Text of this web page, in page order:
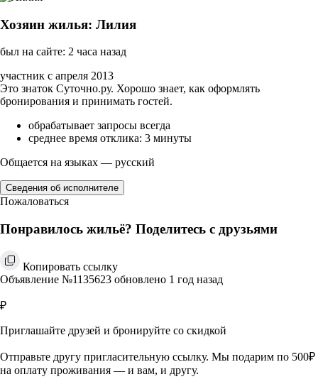
Хозяин жилья: Лилия
был на сайте: 2 часа назад
участник с апреля 2013
Это знаток Суточно.ру. Хорошо знает, как оформлять
бронирования и принимать гостей.
обрабатывает запросы всегда
среднее время отклика: 3 минуты
Общается на языках — русский
Сведения об исполнителе
Пожаловаться
Понравилось жильё? Поделитесь с друзьями
Копировать ссылку
Объявление №1135623 обновлено 1 год назад
₽
Приглашайте друзей и бронируйте со скидкой
Отправьте другу пригласительную ссылку. Мы подарим по 500₽
на оплату проживания — и вам, и другу.